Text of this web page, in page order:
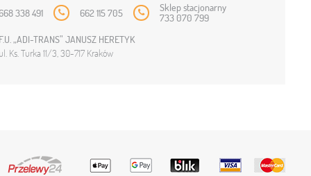
668 338 491 662 115 705 Sklep stacjonarny
733 070 799
F.U. „ADI-TRANS” JANUSZ HERETYK
ul. Ks. Turka 11/3, 30-717 Kraków